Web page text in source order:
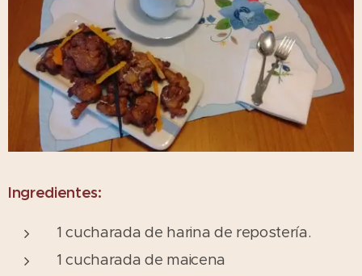
Ingredientes:
1 cucharada de harina de repostería.
1 cucharada de maicena